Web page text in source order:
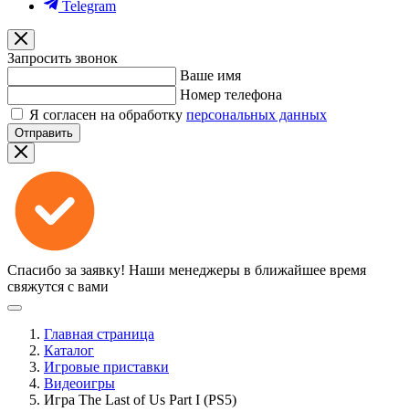
Telegram
Запросить звонок
Ваше имя
Номер телефона
Я согласен на обработку персональных данных
Отправить
Спасибо за заявку! Наши менеджеры в ближайшее время
свяжутся с вами
Главная страница
Каталог
Игровые приставки
Видеоигры
Игра The Last of Us Part I (PS5)